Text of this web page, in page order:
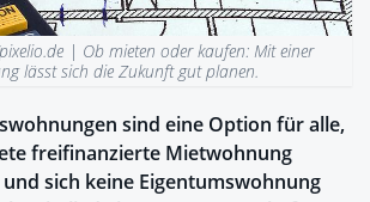
| Ob mieten oder kaufen: Mit einer
lässt sich die Zukunft gut planen.
sind eine Option für alle,
freifinanzierte Mietwohnung
sich keine Eigentumswohnung